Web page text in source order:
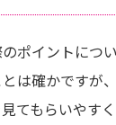
ポイントにつ
は確かですが
てもらいやすく